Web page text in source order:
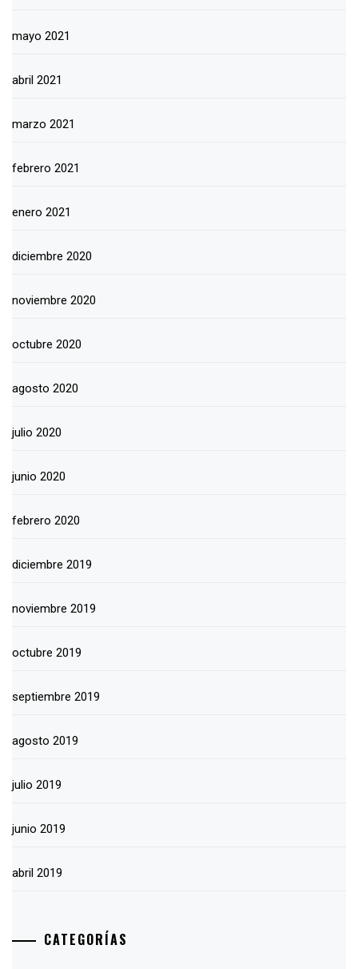
mayo 2021
abril 2021
marzo 2021
febrero 2021
enero 2021
diciembre 2020
noviembre 2020
octubre 2020
agosto 2020
julio 2020
junio 2020
febrero 2020
diciembre 2019
noviembre 2019
octubre 2019
septiembre 2019
agosto 2019
julio 2019
junio 2019
abril 2019
CATEGORÍAS